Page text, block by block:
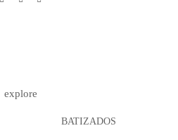
explore
BATIZADOS